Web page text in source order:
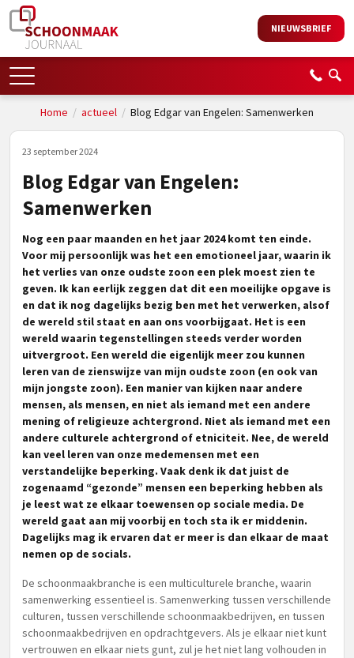
NIEUWSBRIEF
Home / actueel / Blog Edgar van Engelen: Samenwerken
23 september 2024
Blog Edgar van Engelen:
Samenwerken
Nog een paar maanden en het jaar 2024 komt ten einde.
Voor mij persoonlijk was het een emotioneel jaar, waarin ik
het verlies van onze oudste zoon een plek moest zien te
geven. Ik kan eerlijk zeggen dat dit een moeilijke opgave is
en dat ik nog dagelijks bezig ben met het verwerken, alsof
de wereld stil staat en aan ons voorbijgaat. Het is een
wereld waarin tegenstellingen steeds verder worden
uitvergroot. Een wereld die eigenlijk meer zou kunnen
leren van de zienswijze van mijn oudste zoon (en ook van
mijn jongste zoon). Een manier van kijken naar andere
mensen, als mensen, en niet als iemand met een andere
mening of religieuze achtergrond. Niet als iemand met een
andere culturele achtergrond of etniciteit. Nee, de wereld
kan veel leren van onze medemensen met een
verstandelijke beperking. Vaak denk ik dat juist de
zogenaamd “gezonde” mensen een beperking hebben als
je leest wat ze elkaar toewensen op sociale media. De
wereld gaat aan mij voorbij en toch sta ik er middenin.
Dagelijks mag ik ervaren dat er meer is dan elkaar de maat
nemen op de socials.
De schoonmaakbranche is een multiculturele branche, waarin
samenwerking essentieel is. Samenwerking tussen verschillende
culturen, tussen verschillende schoonmaakbedrijven, en tussen
schoonmaakbedrijven en opdrachtgevers. Als je elkaar niet kunt
vertrouwen en elkaar niets gunt, zul je het niet lang volhouden in